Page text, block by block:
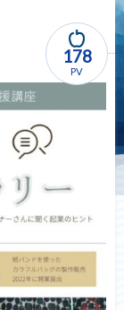
178
PV